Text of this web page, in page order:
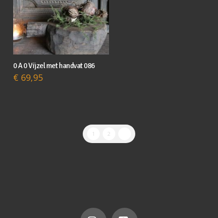
0 A 0 Vijzel met handvat 086
€ 69,95
1 2